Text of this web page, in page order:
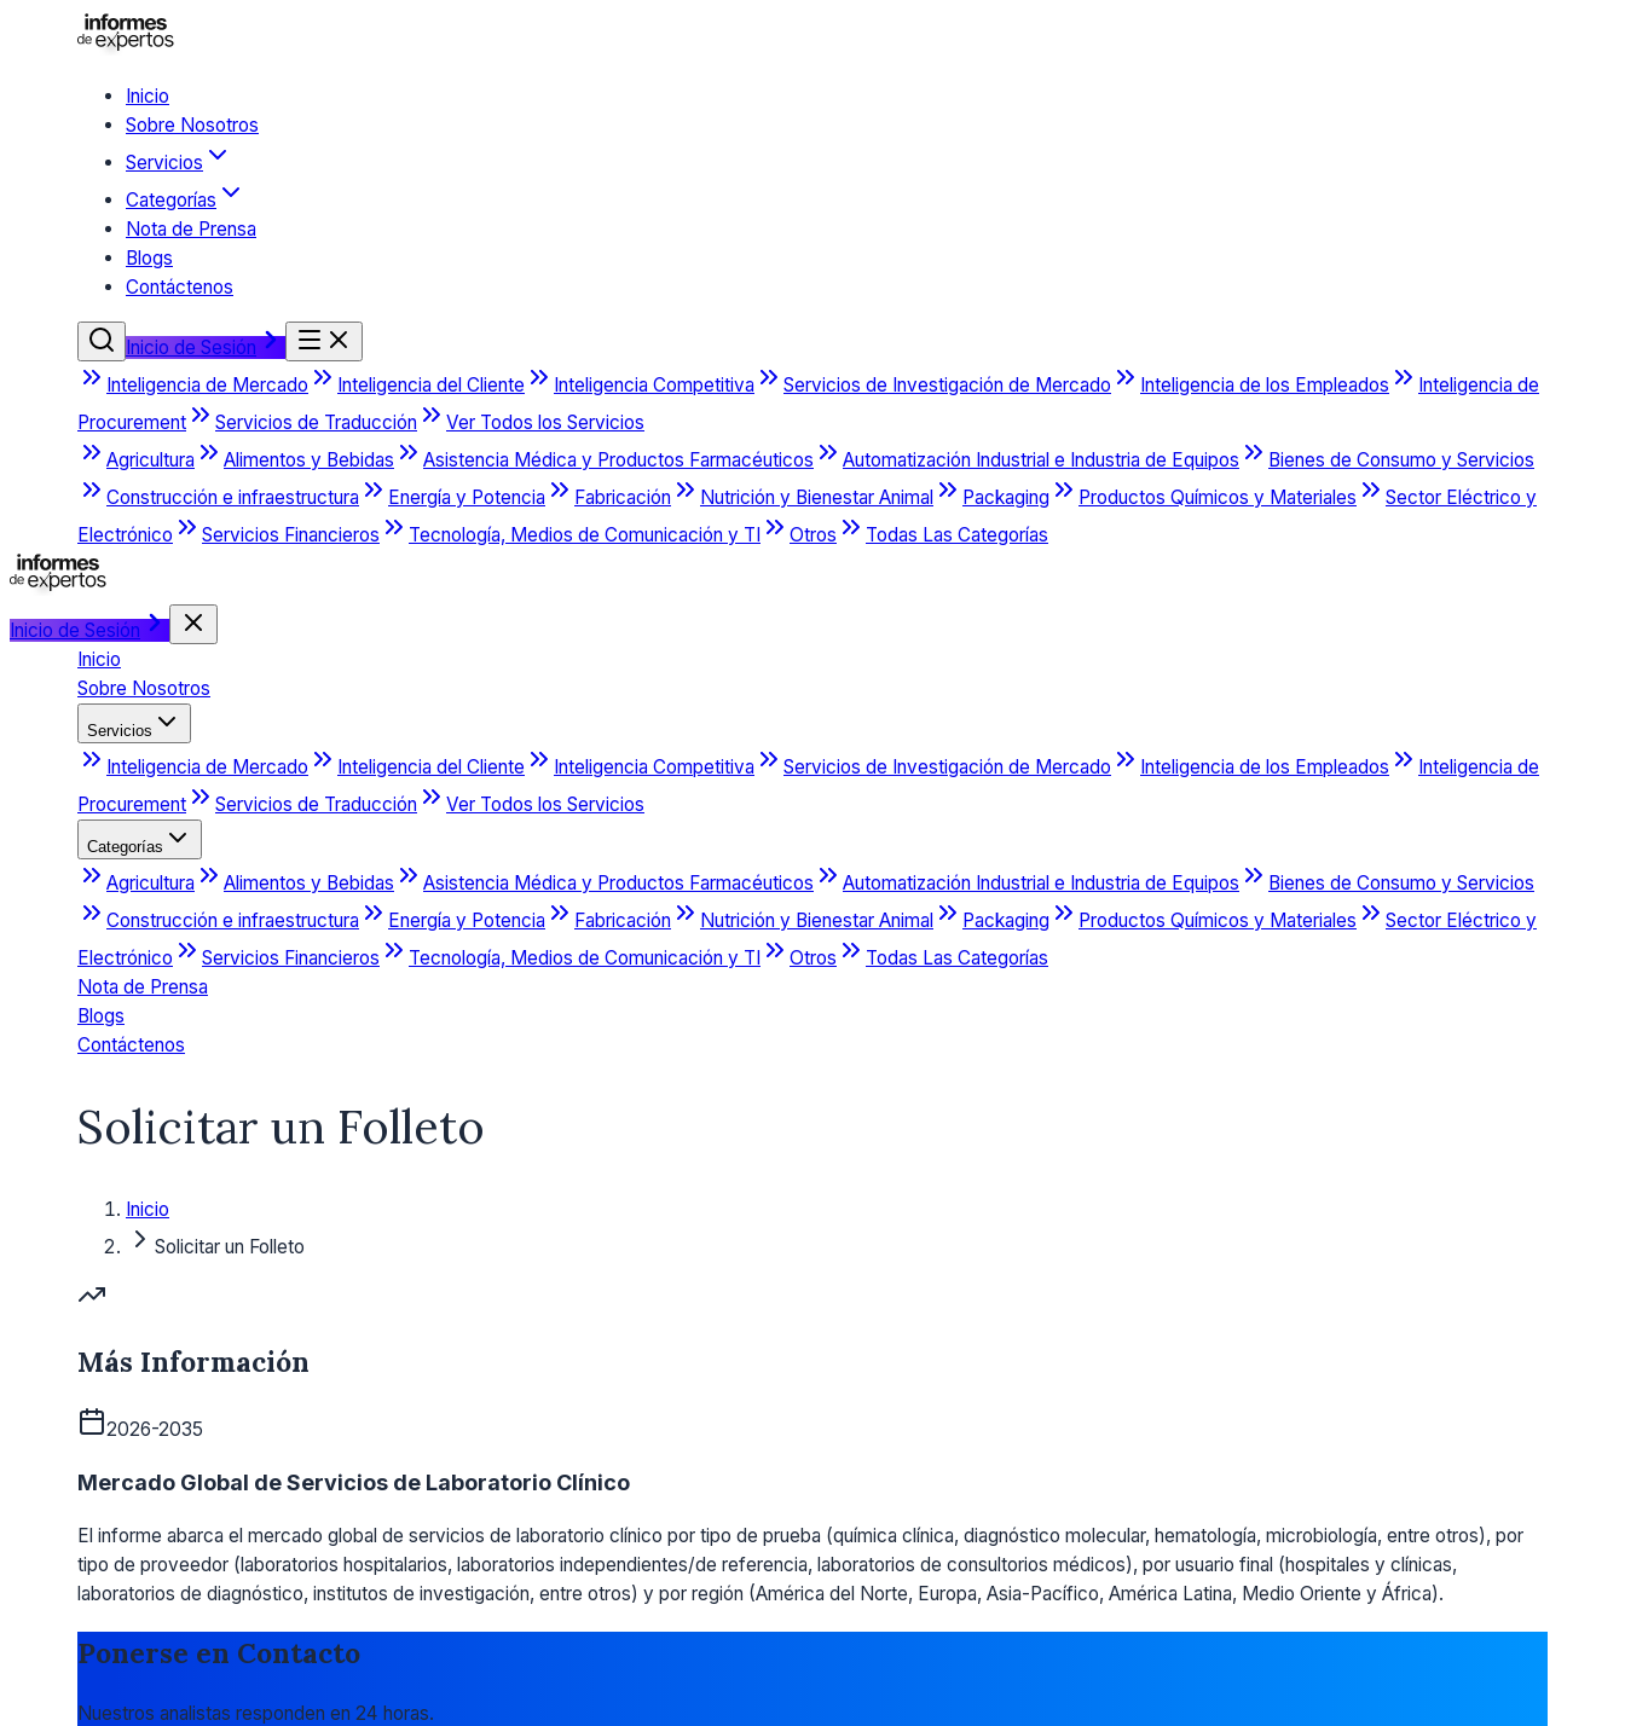
Inicio
Sobre Nosotros
Servicios
Categorías
Nota de Prensa
Blogs
Contáctenos
Inicio de Sesión
Inteligencia de Mercado
Inteligencia del Cliente Inteligencia Competitiva Servicios de Investigación de Mercado Inteligencia de los Empleados
Inteligencia de
Procurement
Servicios de Traducción
Ver Todos los Servicios
Agricultura
Alimentos y Bebidas Asistencia Médica y Productos Farmacéuticos Automatización Industrial e Industria de Equipos
Bienes de Consumo y Servicios
Construcción e infraestructura
Energía y Potencia Fabricación Nutrición y Bienestar Animal Packaging Productos Químicos y Materiales
Sector Eléctrico y
Electrónico
Servicios Financieros Tecnología, Medios de Comunicación y TI Otros Todas Las Categorías
Inicio de Sesión
Inicio
Sobre Nosotros
Servicios
Inteligencia de Mercado Inteligencia del Cliente Inteligencia Competitiva Servicios de Investigación de Mercado Inteligencia de los Empleados
Inteligencia de
Procurement
Servicios de Traducción Ver Todos los Servicios
Categorías
Agricultura Alimentos y Bebidas Asistencia Médica y Productos Farmacéuticos Automatización Industrial e Industria de Equipos
Bienes de Consumo y Servicios
Construcción e infraestructura
Energía y Potencia Fabricación Nutrición y Bienestar Animal Packaging Productos Químicos y Materiales
Sector Eléctrico y
Electrónico
Servicios Financieros Tecnología, Medios de Comunicación y TI Otros
Todas Las Categorías
Nota de Prensa
Blogs
Contáctenos
Solicitar un Folleto
Inicio
Solicitar un Folleto
Más Información
2026-2035
Mercado Global de Servicios de Laboratorio Clínico
El informe abarca el mercado global de servicios de laboratorio clínico por tipo de prueba (química clínica, diagnóstico molecular, hematología, microbiología, entre otros), por
tipo de proveedor (laboratorios hospitalarios, laboratorios independientes/de referencia, laboratorios de consultorios médicos), por usuario final (hospitales y clínicas,
laboratorios de diagnóstico, institutos de investigación, entre otros) y por región (América del Norte, Europa, Asia-Pacífico, América Latina, Medio Oriente y África).
Ponerse en Contacto
Nuestros analistas responden en 24 horas.